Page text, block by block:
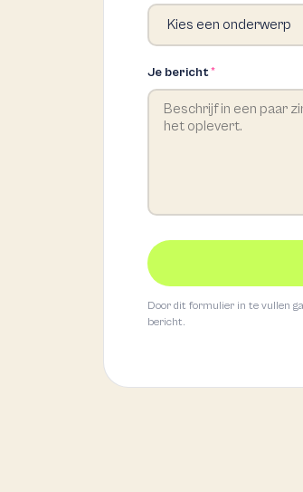
Je bericht*
Door dit formulier in te vullen
bericht.